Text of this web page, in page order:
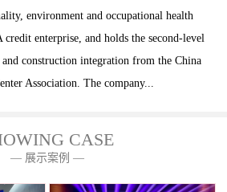
environment and occupational health
enterprise, and holds the second-level
construction integration from the China
Association. The company...
CASE
— 展示案例 —